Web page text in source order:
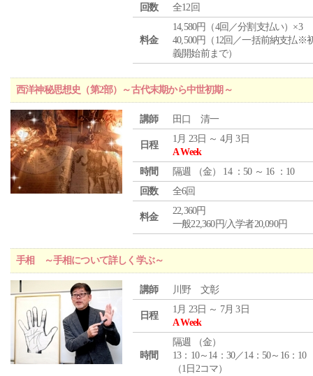
回数
全12回
料金
14,580円（4回／分割支払い）×3
40,500円（12回／一括前納支払※
義開始前まで）
西洋神秘思想史（第2部）～古代末期から中世初期～
講師 田口 清一
日程
1月 23日 ～ 4月 3日
A Week
時間
隔週 （金） 14 ：50 ～ 16 ：10
回数
全6回
料金
22,360円
一般22,360円/入学者20,090円
手相 ～手相について詳しく学ぶ～
講師 川野 文彰
日程
1月 23日 ～ 7月 3日
A Week
時間
隔週 （金）
13：10～14：30／14：50～16：10
（1日2コマ）